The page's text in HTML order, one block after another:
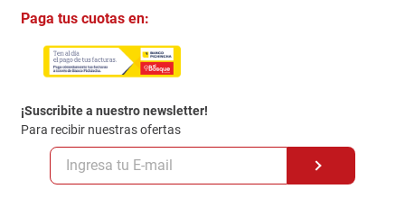
Trabaja con Nosotros
Contacto
Crédito Directo
Garantia
Politica de Privacidad
Políticas y condiciones GiftCard
Formas de Pago
Paga tus cuotas en:
¡Suscribite a nuestro newsletter!
Para recibir nuestras ofertas